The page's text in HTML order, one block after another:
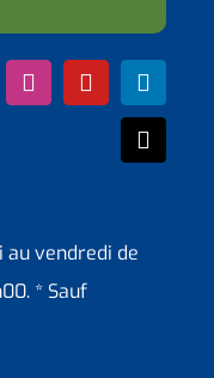
au vendredi de
* Sauf